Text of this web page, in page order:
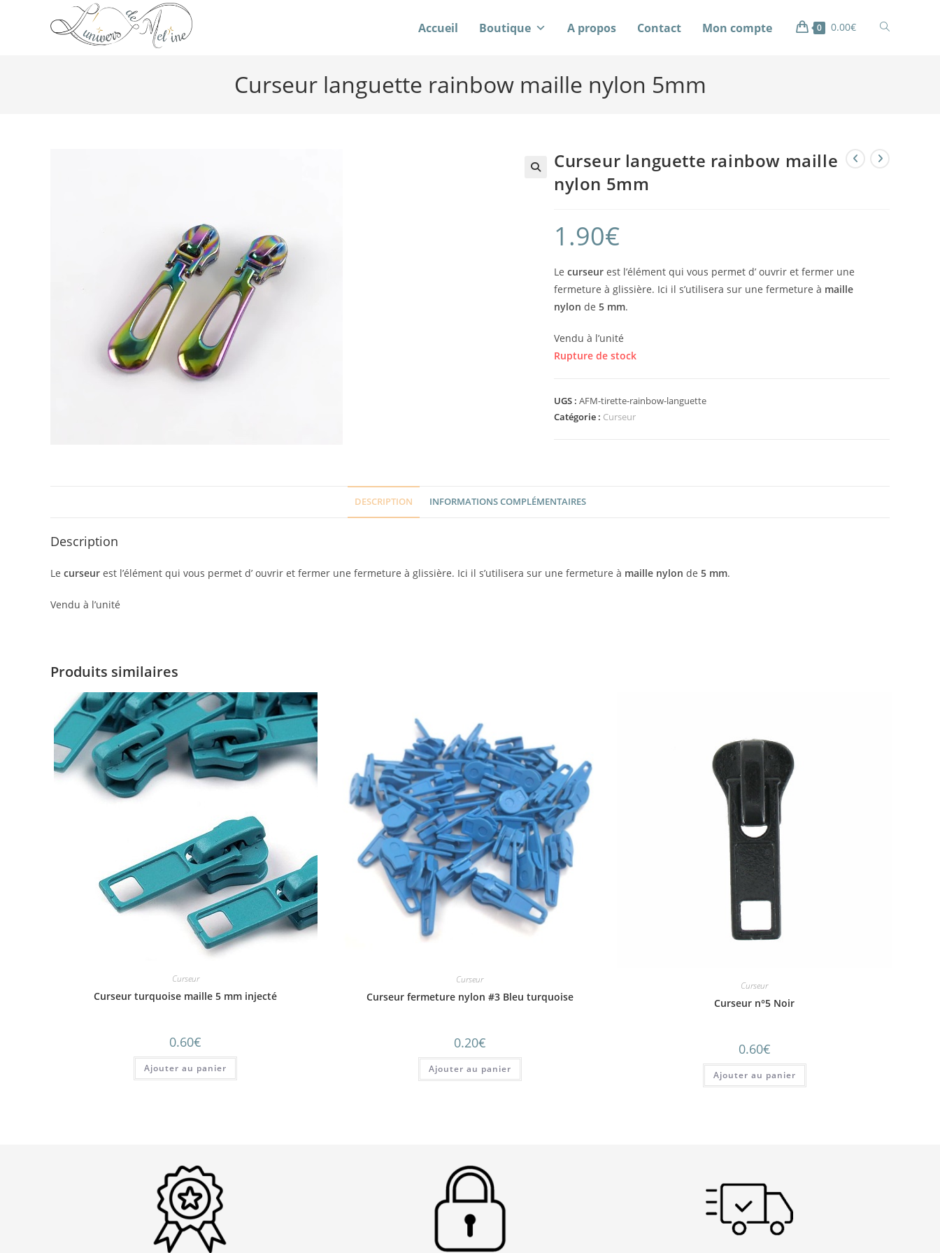
Accueil Boutique A propos Contact Mon compte 0 0.00€
Curseur languette rainbow maille nylon 5mm
Curseur languette rainbow maille
nylon 5mm
1.90€
Le curseur est l’élément qui vous permet d’ ouvrir et fermer une
fermeture à glissière. Ici il s’utilisera sur une fermeture à maille
nylon de 5 mm.
Vendu à l’unité
Rupture de stock
UGS : AFM-tirette-rainbow-languette
Catégorie : Curseur
DESCRIPTION INFORMATIONS COMPLÉMENTAIRES
Description
Le curseur est l’élément qui vous permet d’ ouvrir et fermer une fermeture à glissière. Ici il s’utilisera sur une fermeture à maille nylon de 5 mm.
Vendu à l’unité
Produits similaires
Curseur
Curseur turquoise maille 5 mm injecté
0.60€
Ajouter au panier
Curseur
Curseur fermeture nylon #3 Bleu turquoise
0.20€
Ajouter au panier
Curseur
Curseur n°5 Noir
0.60€
Ajouter au panier